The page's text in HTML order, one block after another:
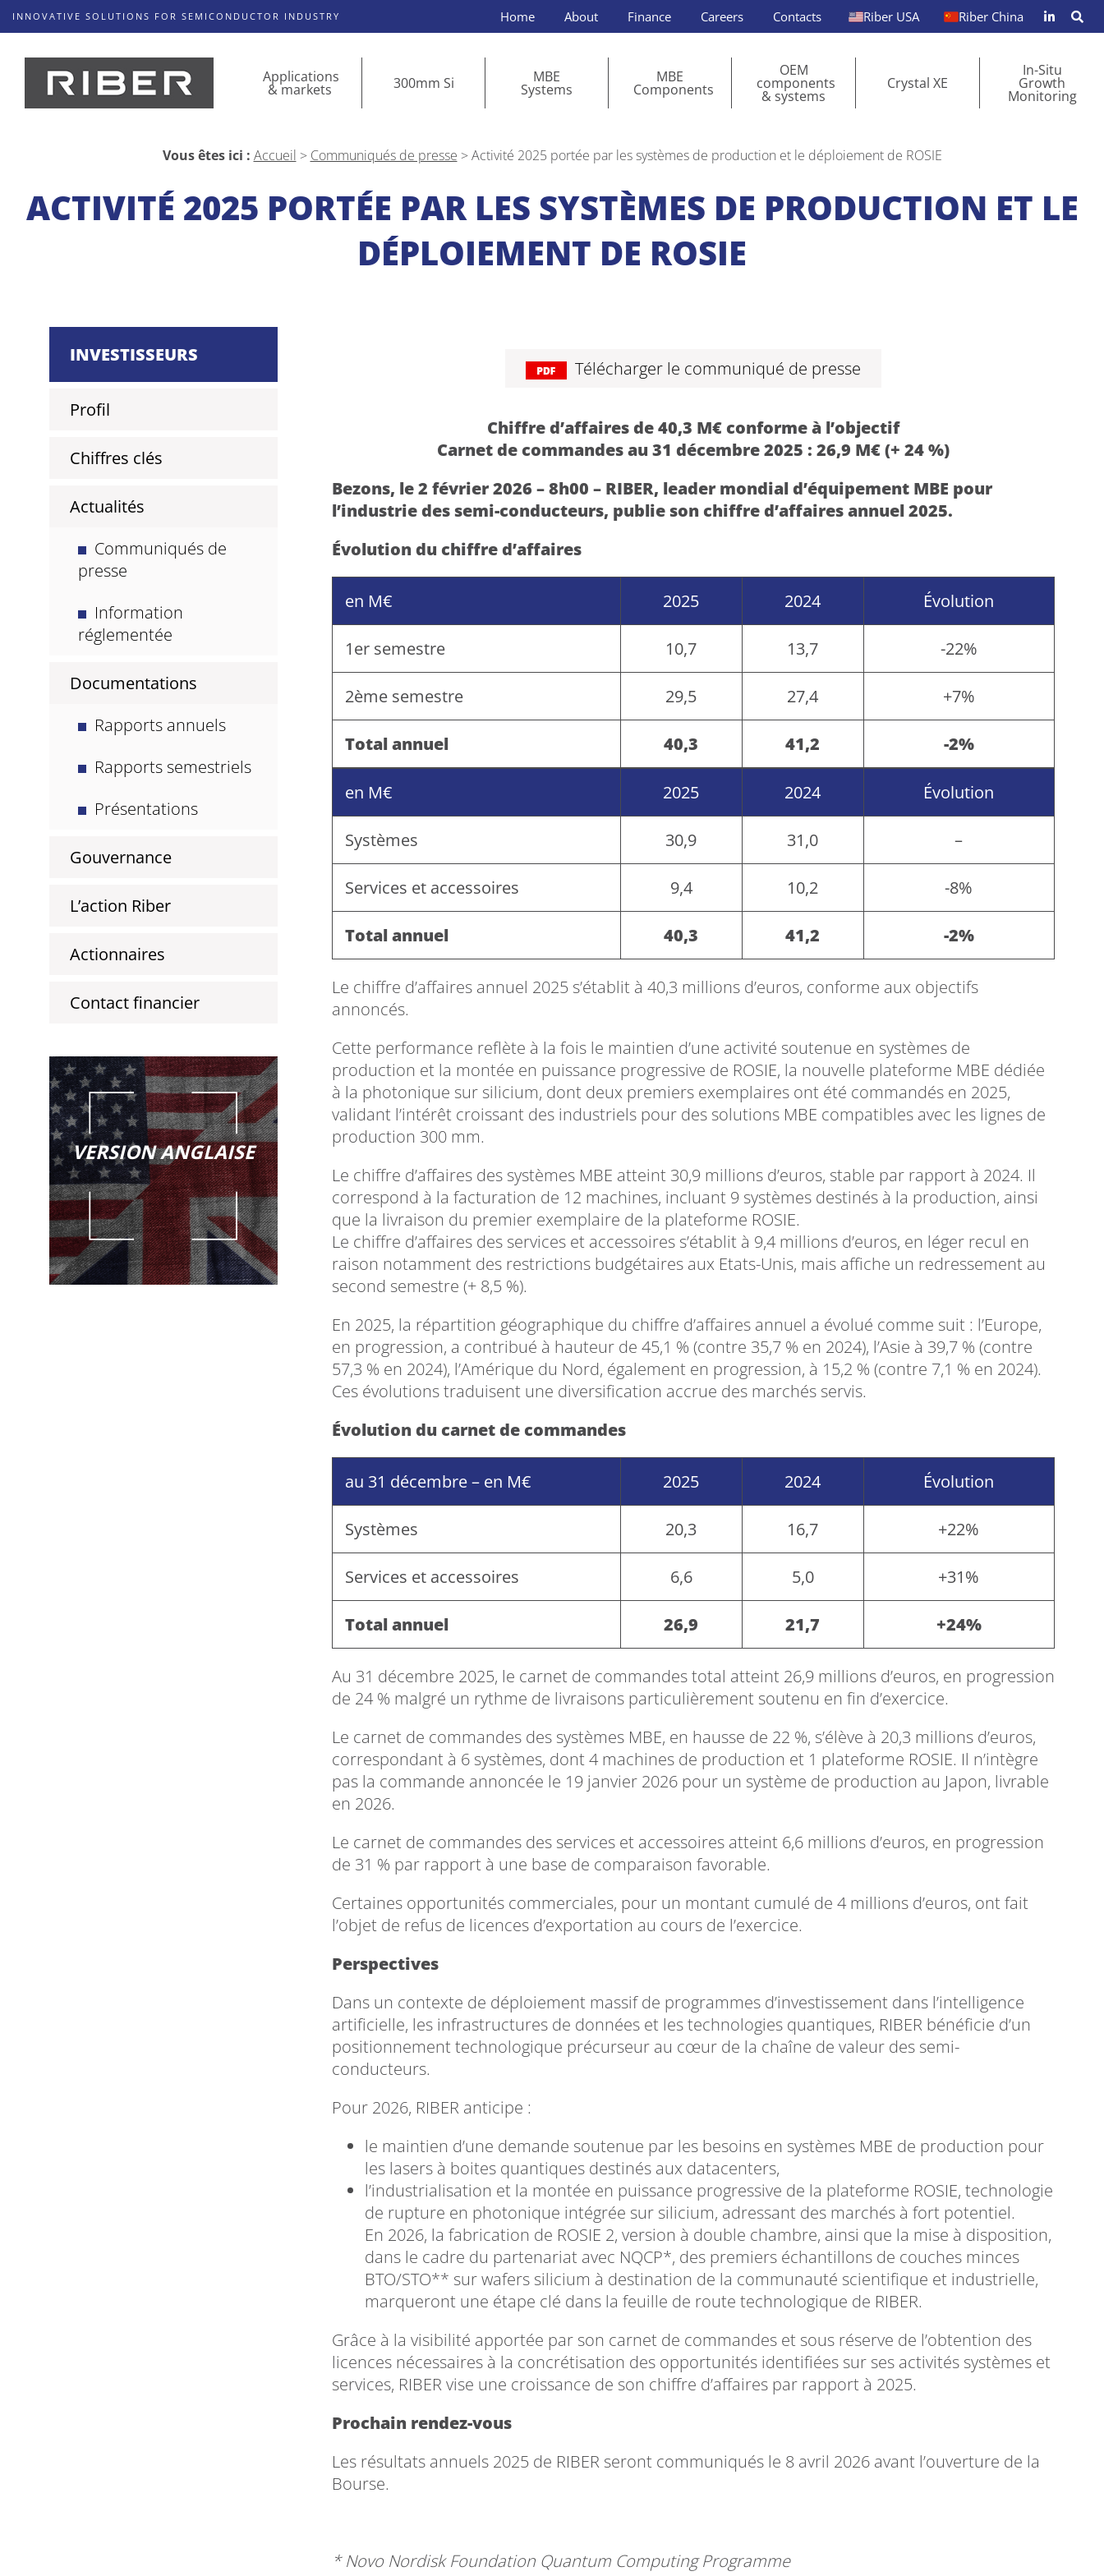
INNOVATIVE SOLUTIONS FOR SEMICONDUCTOR INDUSTRY Home About Finance Careers Contacts Riber USA Riber China
Applications
& markets 300mm Si MBE
Systems
MBE
Components
OEM
components
& systems
Crystal XE
In-Situ
Growth
Monitoring
Vous êtes ici : Accueil > Communiqués de presse >Activité 2025 portée par les systèmes de production et le déploiement de ROSIE
ACTIVITÉ 2025 PORTÉE PAR LES SYSTÈMES DE PRODUCTION ET LE
DÉPLOIEMENT DE ROSIE
INVESTISSEURS
Profil
Chiffres clés
Actualités
Communiqués de
presse
Information
réglementée
Documentations
Rapports annuels
Rapports semestriels
Présentations
Gouvernance
L’action Riber
Actionnaires
Contact financier
VERSION ANGLAISE
Télécharger le communiqué de presse
Chiffre d’affaires de 40,3 M€ conforme à l’objectif
Carnet de commandes au 31 décembre 2025 : 26,9 M€ (+ 24 %)
Bezons, le 2 février 2026 – 8h00 – RIBER, leader mondial d’équipement MBE pour
l’industrie des semi-conducteurs, publie son chiffre d’affaires annuel 2025.
Évolution du chiffre d’affaires
en M€ 2025 2024 Évolution
1er semestre 10,7 13,7 -22%
2ème semestre 29,5 27,4 +7%
Total annuel 40,3 41,2 -2%
en M€ 2025 2024 Évolution
Systèmes 30,9 31,0 –
Services et accessoires 9,4 10,2 -8%
Total annuel 40,3 41,2 -2%
Le chiffre d’affaires annuel 2025 s’établit à 40,3 millions d’euros, conforme aux objectifs
annoncés.
Cette performance reflète à la fois le maintien d’une activité soutenue en systèmes de
production et la montée en puissance progressive de ROSIE, la nouvelle plateforme MBE dédiée
à la photonique sur silicium, dont deux premiers exemplaires ont été commandés en 2025,
validant l’intérêt croissant des industriels pour des solutions MBE compatibles avec les lignes de
production 300 mm.
Le chiffre d’affaires des systèmes MBE atteint 30,9 millions d’euros, stable par rapport à 2024. Il
correspond à la facturation de 12 machines, incluant 9 systèmes destinés à la production, ainsi
que la livraison du premier exemplaire de la plateforme ROSIE.
Le chiffre d’affaires des services et accessoires s’établit à 9,4 millions d’euros, en léger recul en
raison notamment des restrictions budgétaires aux Etats-Unis, mais affiche un redressement au
second semestre (+ 8,5 %).
En 2025, la répartition géographique du chiffre d’affaires annuel a évolué comme suit : l’Europe,
en progression, a contribué à hauteur de 45,1 % (contre 35,7 % en 2024), l’Asie à 39,7 % (contre
57,3 % en 2024), l’Amérique du Nord, également en progression, à 15,2 % (contre 7,1 % en 2024).
Ces évolutions traduisent une diversification accrue des marchés servis.
Évolution du carnet de commandes
au 31 décembre – en M€ 2025 2024 Évolution
Systèmes 20,3 16,7 +22%
Services et accessoires 6,6 5,0 +31%
Total annuel 26,9 21,7 +24%
Au 31 décembre 2025, le carnet de commandes total atteint 26,9 millions d’euros, en progression
de 24 % malgré un rythme de livraisons particulièrement soutenu en fin d’exercice.
Le carnet de commandes des systèmes MBE, en hausse de 22 %, s’élève à 20,3 millions d’euros,
correspondant à 6 systèmes, dont 4 machines de production et 1 plateforme ROSIE. Il n’intègre
pas la commande annoncée le 19 janvier 2026 pour un système de production au Japon, livrable
en 2026.
Le carnet de commandes des services et accessoires atteint 6,6 millions d’euros, en progression
de 31 % par rapport à une base de comparaison favorable.
Certaines opportunités commerciales, pour un montant cumulé de 4 millions d’euros, ont fait
l’objet de refus de licences d’exportation au cours de l’exercice.
Perspectives
Dans un contexte de déploiement massif de programmes d’investissement dans l’intelligence
artificielle, les infrastructures de données et les technologies quantiques, RIBER bénéficie d’un
positionnement technologique précurseur au cœur de la chaîne de valeur des semi-
conducteurs.
Pour 2026, RIBER anticipe :
le maintien d’une demande soutenue par les besoins en systèmes MBE de production pour
les lasers à boites quantiques destinés aux datacenters,
l’industrialisation et la montée en puissance progressive de la plateforme ROSIE, technologie
de rupture en photonique intégrée sur silicium, adressant des marchés à fort potentiel.
En 2026, la fabrication de ROSIE 2, version à double chambre, ainsi que la mise à disposition,
dans le cadre du partenariat avec NQCP*, des premiers échantillons de couches minces
BTO/STO** sur wafers silicium à destination de la communauté scientifique et industrielle,
marqueront une étape clé dans la feuille de route technologique de RIBER.
Grâce à la visibilité apportée par son carnet de commandes et sous réserve de l’obtention des
licences nécessaires à la concrétisation des opportunités identifiées sur ses activités systèmes et
services, RIBER vise une croissance de son chiffre d’affaires par rapport à 2025.
Prochain rendez-vous
Les résultats annuels 2025 de RIBER seront communiqués le 8 avril 2026 avant l’ouverture de la
Bourse.
* Novo Nordisk Foundation Quantum Computing Programme